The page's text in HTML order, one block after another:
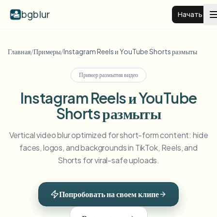
bgblur Начать
Размытие фона видео
Смотреть все примеры
Просмотреть полную библиотеку примеров
Размыть лицо
Размыть номер
Функции
Browse every blur tool in one place
Школы и образование
Ресурсы
Главная/Примеры/Instagram Reels и YouTube Shorts размыты
Пример размытия видео
Instagram Reels и YouTube
Shorts размыты
Vertical video blur optimized for short-form content: hide
faces, logos, and backgrounds in TikTok, Reels, and
Shorts for viral-safe uploads.
Попробовать на своем клипе